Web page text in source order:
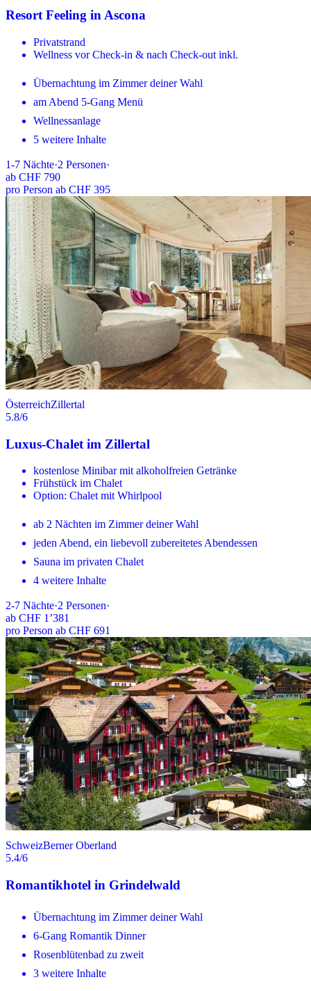
Resort Feeling in Ascona
Privatstrand
Wellness vor Check-in & nach Check-out inkl.
Übernachtung im Zimmer deiner Wahl
am Abend 5-Gang Menü
Wellnessanlage
5 weitere Inhalte
1-7 Nächte·2 Personen·
ab CHF 790
pro Person ab CHF 395
ÖsterreichZillertal
5.8/6
Luxus-Chalet im Zillertal
kostenlose Minibar mit alkoholfreien Getränke
Frühstück im Chalet
Option: Chalet mit Whirlpool
ab 2 Nächten im Zimmer deiner Wahl
jeden Abend, ein liebevoll zubereitetes Abendessen
Sauna im privaten Chalet
4 weitere Inhalte
2-7 Nächte·2 Personen·
ab CHF 1’381
pro Person ab CHF 691
SchweizBerner Oberland
5.4/6
Romantikhotel in Grindelwald
Übernachtung im Zimmer deiner Wahl
6-Gang Romantik Dinner
Rosenblütenbad zu zweit
3 weitere Inhalte